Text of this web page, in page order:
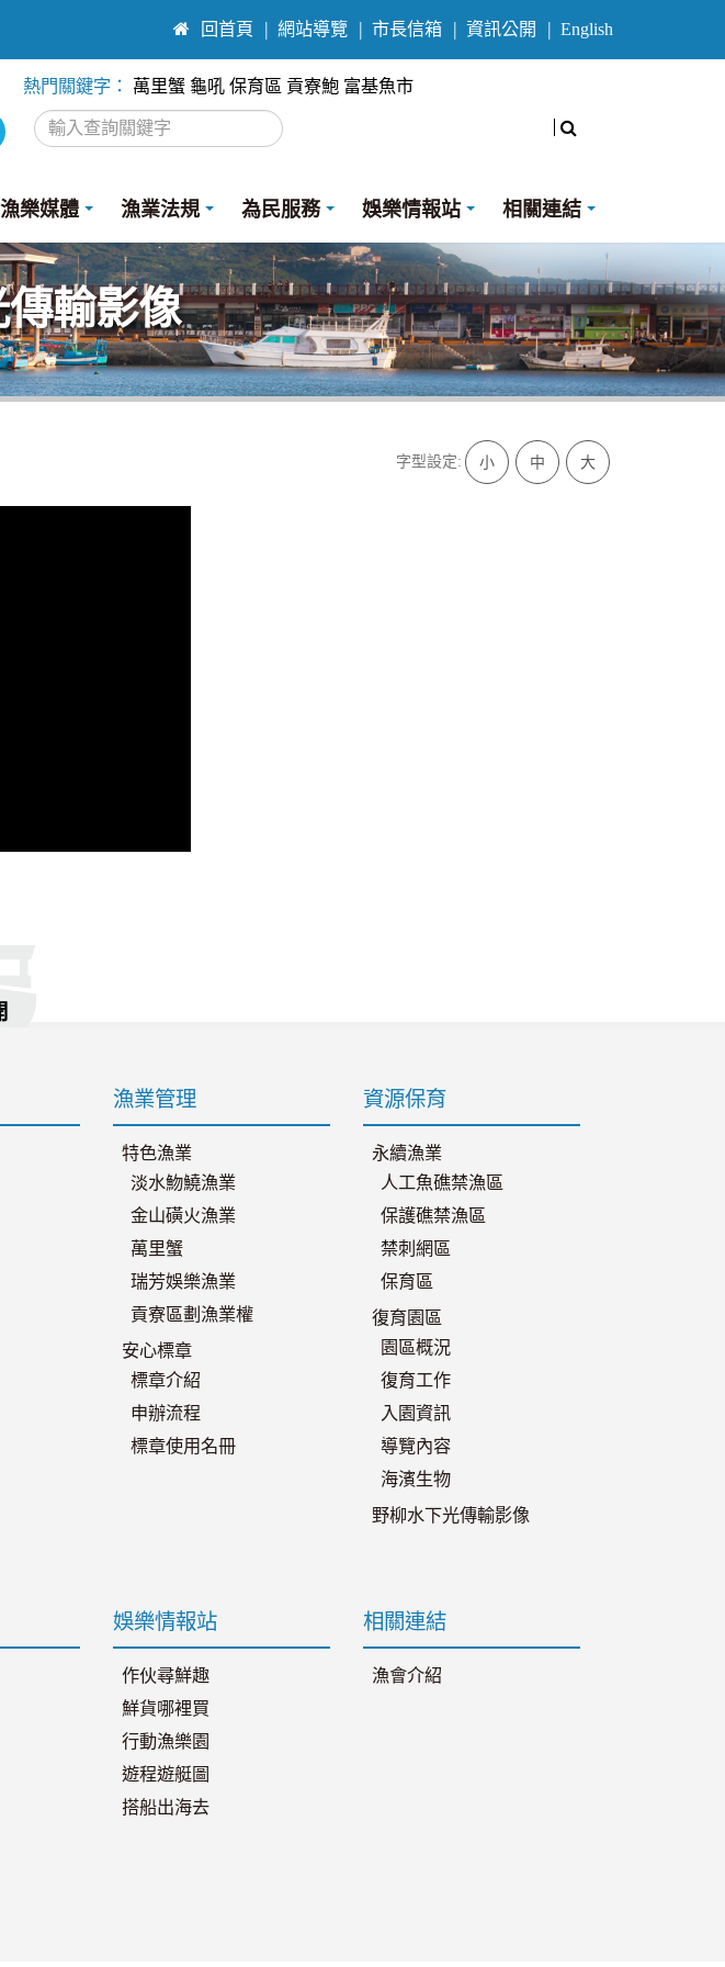
回首頁 網站導覽 市長信箱 資訊公開 English
熱門關鍵字： 萬里蟹 龜吼 保育區 貢寮鮑 富基魚市
漁樂媒體 漁業法規 為民服務 娛樂情報站 相關連結
輸影像
字型設定: 大
中
小
漁業管理
特色漁業
淡水魩鱙漁業
金山磺火漁業
萬里蟹
瑞芳娛樂漁業
貢寮區劃漁業權
安心標章
標章介紹
申辦流程
標章使用名冊
資源保育
永續漁業
人工魚礁禁漁區
保護礁禁漁區
禁刺網區
保育區
復育園區
園區概況
復育工作
入園資訊
導覽內容
海濱生物
野柳水下光傳輸影像
娛樂情報站
作伙尋鮮趣
鮮貨哪裡買
行動漁樂園
遊程遊艇圖
搭船出海去
相關連結
漁會介紹